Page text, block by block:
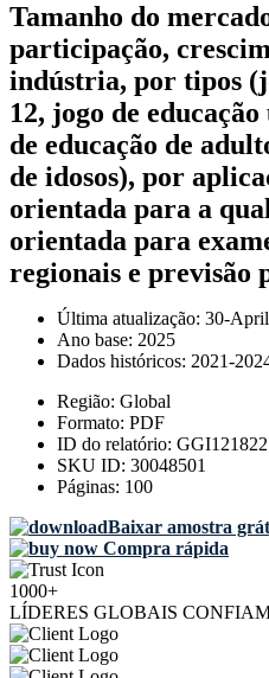
Tamanho do
participação,
indústria, por tipos
12, jogo de
de educação de
de idosos), por
orientada para a
orientada para
regionais e previsão
Última atualização: 30-
Ano base: 2025
Dados históricos: 2021-
Região: Global
Formato: PDF
ID do relatório: GGI121822
SKU ID: 30048501
Páginas: 100
Baixar amostra
Compra rápida
1000+
LÍDERES GLOBAIS